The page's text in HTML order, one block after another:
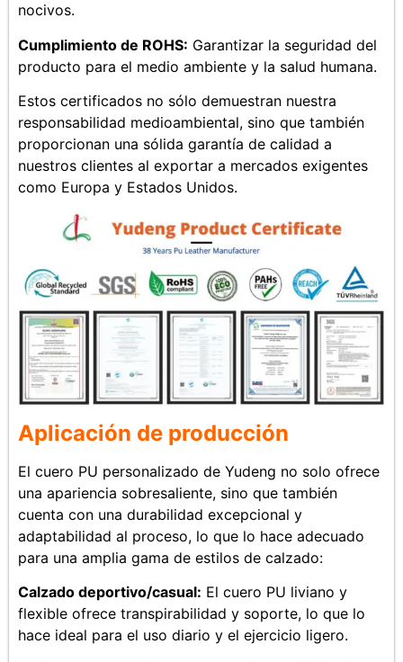
nocivos.
Cumplimiento de ROHS: Garantizar la seguridad del
producto para el medio ambiente y la salud humana.
Estos certificados no sólo demuestran nuestra
responsabilidad medioambiental, sino que también
proporcionan una sólida garantía de calidad a
nuestros clientes al exportar a mercados exigentes
como Europa y Estados Unidos.
Aplicación de producción
El cuero PU personalizado de Yudeng no solo ofrece
una apariencia sobresaliente, sino que también
cuenta con una durabilidad excepcional y
adaptabilidad al proceso, lo que lo hace adecuado
para una amplia gama de estilos de calzado:
Calzado deportivo/casual: El cuero PU liviano y
flexible ofrece transpirabilidad y soporte, lo que lo
hace ideal para el uso diario y el ejercicio ligero.